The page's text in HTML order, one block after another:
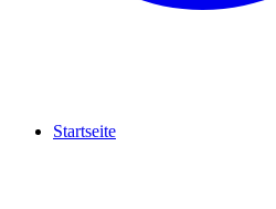
Startseite